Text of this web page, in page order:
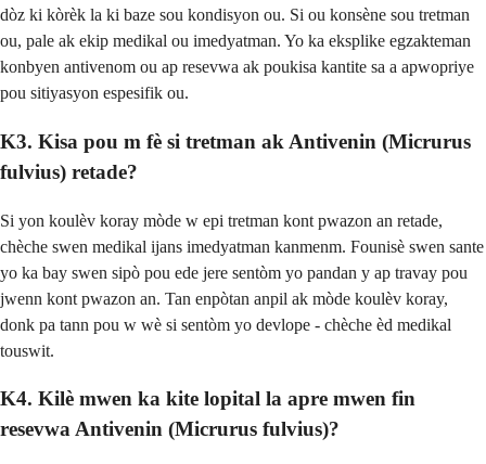
dòz ki kòrèk la ki baze sou kondisyon ou. Si ou konsène sou tretman
ou, pale ak ekip medikal ou imedyatman. Yo ka eksplike egzakteman
konbyen antivenom ou ap resevwa ak poukisa kantite sa a apwopriye
pou sitiyasyon espesifik ou.
K3. Kisa pou m fè si tretman ak Antivenin (Micrurus
fulvius) retade?
Si yon koulèv koray mòde w epi tretman kont pwazon an retade,
chèche swen medikal ijans imedyatman kanmenm. Founisè swen sante
yo ka bay swen sipò pou ede jere sentòm yo pandan y ap travay pou
jwenn kont pwazon an. Tan enpòtan anpil ak mòde koulèv koray,
donk pa tann pou w wè si sentòm yo devlope - chèche èd medikal
touswit.
K4. Kilè mwen ka kite lopital la apre mwen fin
resevwa Antivenin (Micrurus fulvius)?